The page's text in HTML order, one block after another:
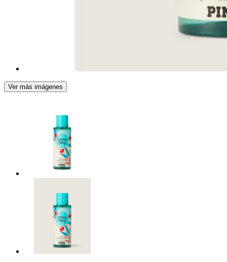
Ver más imágenes